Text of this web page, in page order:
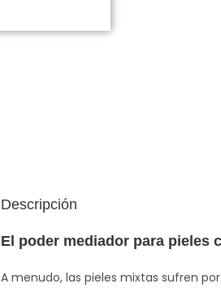
Descripción
El poder mediador para pieles
A menudo, las pieles mixtas sufren